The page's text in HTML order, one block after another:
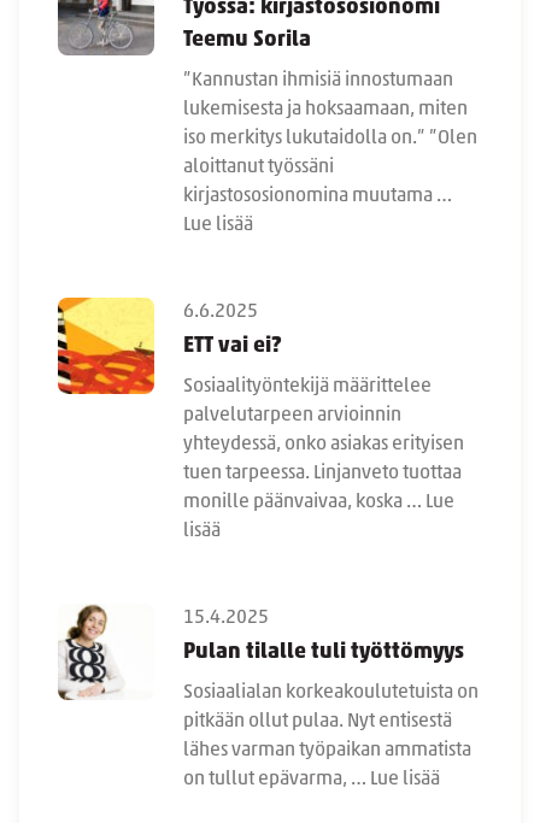
Työssä: kirjastososionomi
Teemu Sorila
”Kannustan ihmisiä innostumaan
lukemisesta ja hoksaamaan, miten
iso merkitys lukutaidolla on.” ”Olen
aloittanut työssäni
kirjastososionomina muutama …
Lue lisää
6.6.2025
ETT vai ei?
Sosiaalityöntekijä määrittelee
palvelutarpeen arvioinnin
yhteydessä, onko asiakas erityisen
tuen tarpeessa. Linjanveto tuottaa
monille päänvaivaa, koska … Lue
lisää
15.4.2025
Pulan tilalle tuli työttömyys
Sosiaalialan korkeakoulutetuista on
pitkään ollut pulaa. Nyt entisestä
lähes varman työpaikan ammatista
on tullut epävarma, … Lue lisää